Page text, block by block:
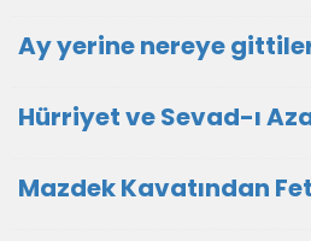
Ay yerine nereye
Hürriyet ve Sevad-ı
Mazdek Kavatından